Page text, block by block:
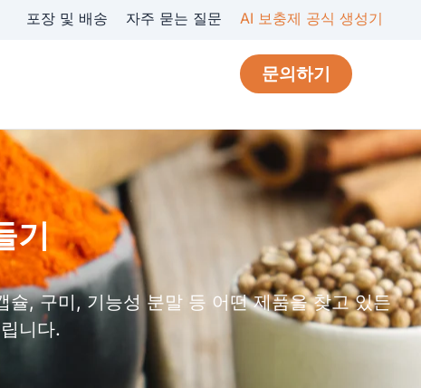
포장 및 배송 자주 묻는 질문 AI 보충제 공식 생성기
문의하기
기
, 구미, 기능성 분말 등 어떤 제품을 찾고 있든
니다.